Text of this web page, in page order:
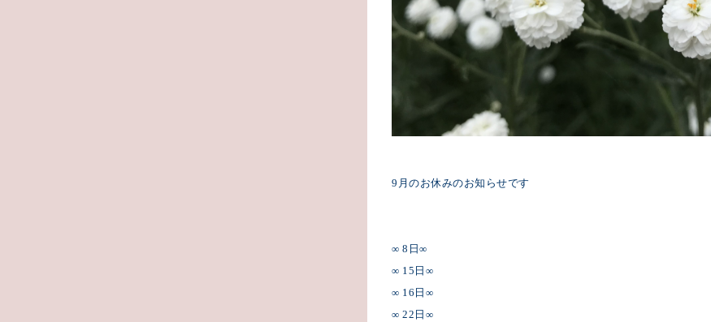
9 月のお休みのお知らせです
∞ 8 日 ∞
∞ 15 日 ∞
∞ 16 日 ∞
∞ 22 日 ∞